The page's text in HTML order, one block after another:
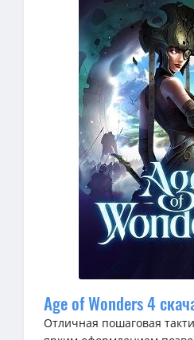
Age of Wonders 4
Отличная пошаговая